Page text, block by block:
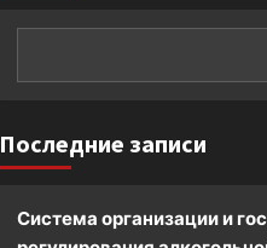
Последние записи
Система организации и